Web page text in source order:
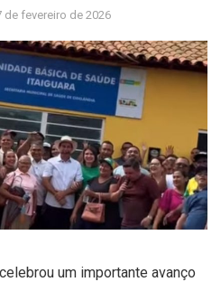
de fevereiro de 2026
um importante avanço